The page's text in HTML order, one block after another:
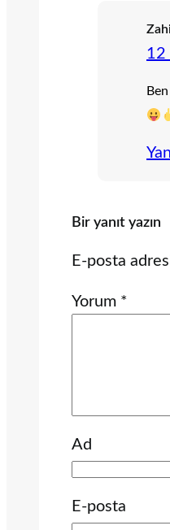
12
Bir yanıt yazın
E-posta
Yorum *
Ad
E-posta